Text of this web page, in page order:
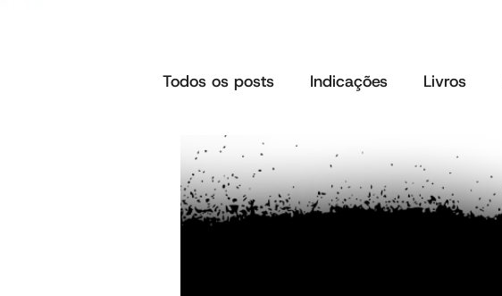
Todos os posts Indicações Livros
Coluna O Globo